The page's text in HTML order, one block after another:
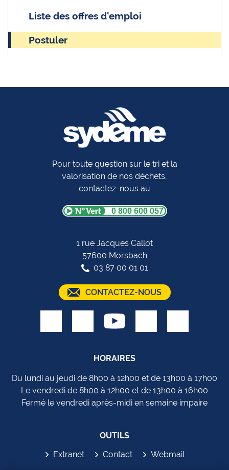
Liste des offres d'emploi
Postuler
Pour toute question sur le tri et la
valorisation de nos déchets,
contactez-nous au
0 800 600 057
1 rue Jacques Callot
57600 Morsbach
03 87 00 01 01
CONTACTEZ-NOUS
HORAIRES
Du lundi au jeudi de 8h00 à 12h00 et de 13h00 à 17h00
Le vendredi de 8h00 à 12h00 et de 13h00 à 16h00
Fermé le vendredi après-midi en semaine impaire
OUTILS
Extranet
Contact Webmail